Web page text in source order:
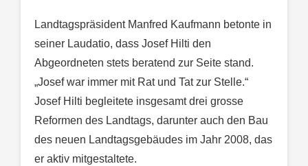
Landtagspräsident Manfred Kaufmann betonte in
seiner Laudatio, dass Josef Hilti den
Abgeordneten stets beratend zur Seite stand.
„Josef war immer mit Rat und Tat zur Stelle.“
Josef Hilti begleitete insgesamt drei grosse
Reformen des Landtags, darunter auch den Bau
des neuen Landtagsgebäudes im Jahr 2008, das
er aktiv mitgestaltete.